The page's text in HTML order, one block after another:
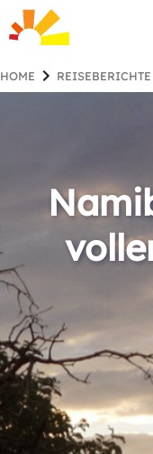
HOME REISEBERICHTE